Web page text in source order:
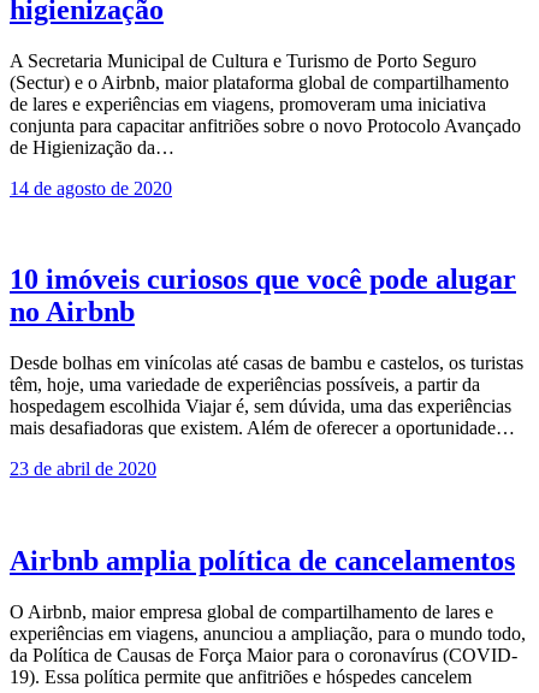
higienização
A Secretaria Municipal de Cultura e Turismo de Porto Seguro
(Sectur) e o Airbnb, maior plataforma global de compartilhamento
de lares e experiências em viagens, promoveram uma iniciativa
conjunta para capacitar anfitriões sobre o novo Protocolo Avançado
de Higienização da…
14 de agosto de 2020
10 imóveis curiosos que você pode alugar
no Airbnb
Desde bolhas em vinícolas até casas de bambu e castelos, os turistas
têm, hoje, uma variedade de experiências possíveis, a partir da
hospedagem escolhida Viajar é, sem dúvida, uma das experiências
mais desafiadoras que existem. Além de oferecer a oportunidade…
23 de abril de 2020
Airbnb amplia política de cancelamentos
O Airbnb, maior empresa global de compartilhamento de lares e
experiências em viagens, anunciou a ampliação, para o mundo todo,
da Política de Causas de Força Maior para o coronavírus (COVID-
19). Essa política permite que anfitriões e hóspedes cancelem